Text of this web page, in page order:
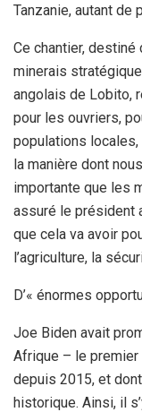
Tanzanie, autant de
Ce chantier, destiné
minerais
angolais de Lobito,
pour les ouvriers,
populations
la manière dont
importante que les
assuré le président
que cela va avoir
l’agriculture, la
D’« énormes
Joe Biden avait
Afrique – le premier
depuis 2015, et
historique. Ainsi, il